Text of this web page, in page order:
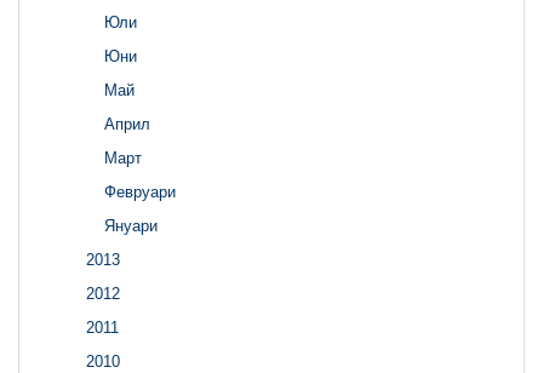
Юли
Юни
Май
Април
Март
Февруари
Януари
2013
2012
2011
2010